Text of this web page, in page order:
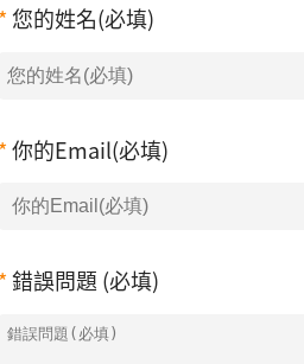
您的姓名(必填)
你的Email(必填)
錯誤問題 (必填)